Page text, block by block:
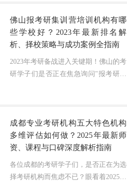
耕...
佛山报考研集训营培训机构有哪
些学校好？2023年最新排名解
析、择校策略与成功案例全指南
2023年考研备战进入关键期！佛山的考
研学子们是否正在焦急询问"报考研集
成都专业考研机构五大特色机构
多维评估如何做？2025年最新师
资、课程与口碑深度解析指南
各位成都的考研学子们，是否正在为选
择考研机构而焦虑不已？眼看着2025年